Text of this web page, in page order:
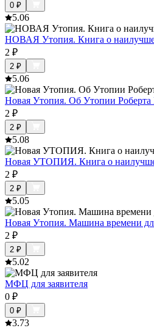
0 ₽
5.06
НОВАЯ Утопия. Книга о наилучшем
2 ₽
2 ₽
5.06
Новая Утопия. Об Утопии
2 ₽
2 ₽
5.08
Новая УТОПИЯ. Книга о
2 ₽
2 ₽
5.05
Новая Утопия. Машина времени
2 ₽
2 ₽
5.02
МФЦ для заявителя
0 ₽
0 ₽
3.73